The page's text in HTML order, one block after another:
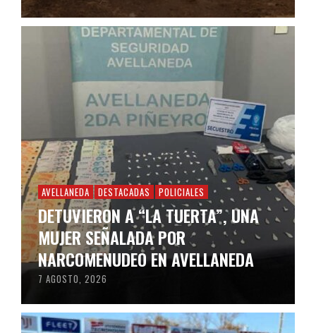
AVELLANEDA DESTACADAS POLICIALES
DETUVIERON A “LA TUERTA”, UNA
MUJER SEÑALADA POR
NARCOMENUDEO EN AVELLANEDA
7 AGOSTO, 2026